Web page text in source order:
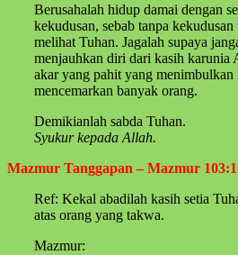
Berusahalah hidup damai dengan
kekudusan, sebab tanpa
melihat Tuhan. Jagalah supaya
menjauhkan diri dari kasih karunia
akar yang pahit yang menimbulkan
mencemarkan banyak orang.
Demikianlah sabda Tuhan.
Syukur kepada Allah.
Mazmur Tanggapan – Mazmur
Ref: Kekal abadilah kasih setia
atas orang yang takwa.
Mazmur: